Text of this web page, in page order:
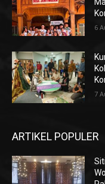
6
7
ARTIKEL POPULER